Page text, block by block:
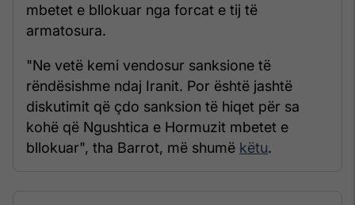
mbetet e bllokuar nga forcat e tij të
armatosura.
"Ne vetë kemi vendosur sanksione të
rëndësishme ndaj Iranit. Por është jashtë
diskutimit që çdo sanksion të hiqet për sa
kohë që Ngushtica e Hormuzit mbetet e
bllokuar", tha Barrot, më shumë këtu.